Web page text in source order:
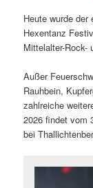
Heute wurde
Hexentanz
Mittelalter-Rock-
Außer
Rauhbein,
zahlreiche
2026 findet vom
bei